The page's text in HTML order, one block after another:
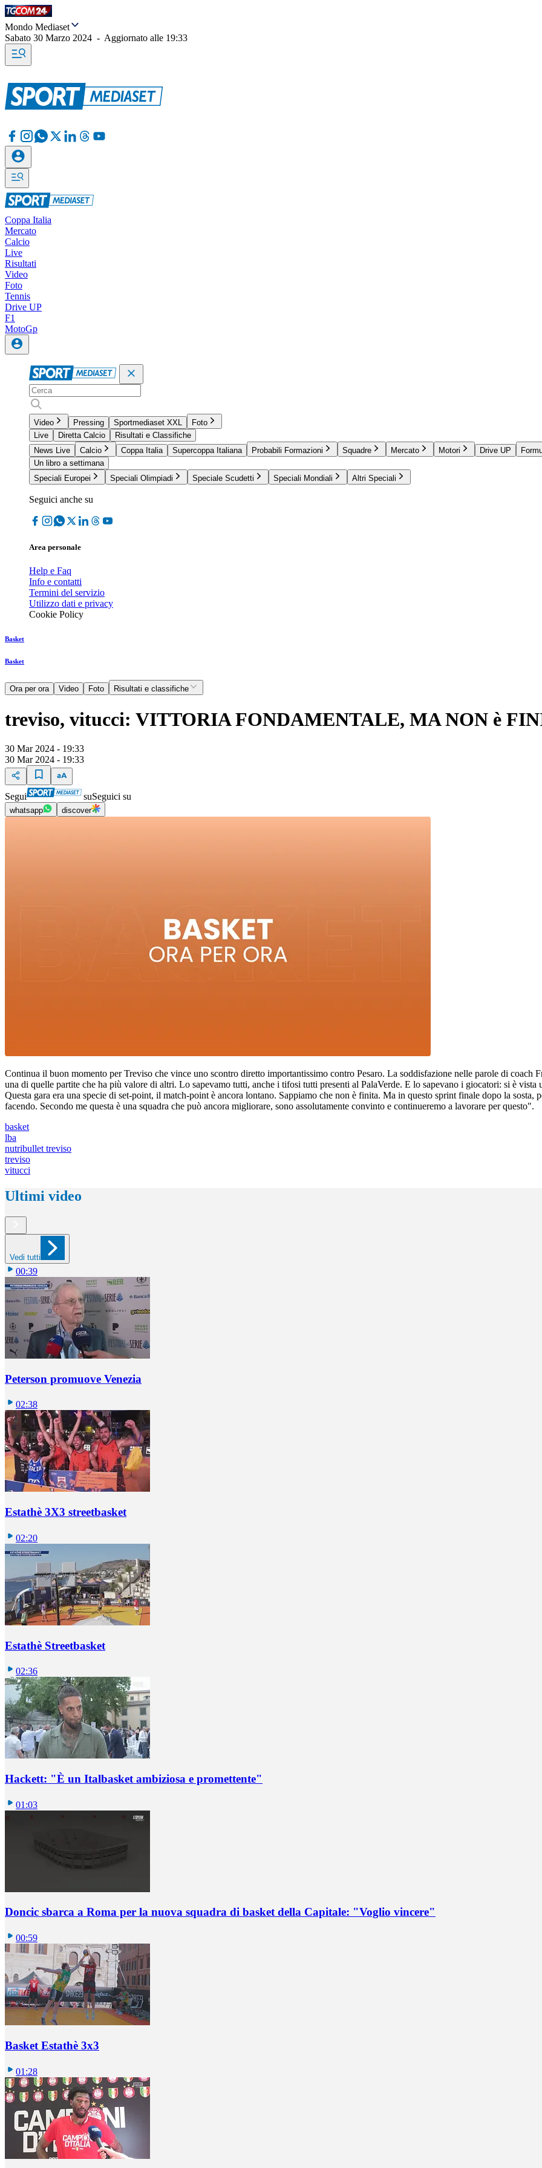
Mondo Mediaset
Sabato 30 Marzo 2024 - Aggiornato alle 19:33
Coppa Italia
Mercato
Calcio
Live
Risultati
Video
Foto
Tennis
Drive UP
F1
MotoGp
Video Pressing Sportmediaset XXL
Foto
Live
Diretta Calcio
Risultati e Classifiche
News Live
Calcio Coppa Italia Supercoppa Italiana Probabili Formazioni Squadre Mercato Motori Drive UP
Un libro a settimana
Speciali Europei
Speciali Olimpiadi Speciale Scudetti Speciali Mondiali Altri Speciali
Seguici anche su
Area personale
Help e Faq
Info e contatti
Termini del servizio
Utilizzo dati e privacy
Cookie Policy
Basket
Basket
Ora per ora Video Foto Risultati e classifiche
treviso, vitucci: VITTORIA FONDAMENTALE, MA NON è
30 Mar 2024 - 19:33
30 Mar 2024 - 19:33
Segui suSeguici su
whatsapp discover
Continua il buon momento per Treviso che vince uno scontro diretto importantissimo contro Pesaro. La soddisfazione nelle parole di coach
una di quelle partite che ha più valore di altri. Lo sapevamo tutti, anche i tifosi tutti presenti al PalaVerde. E lo sapevano i giocatori: si è
Questa gara era una specie di set-point, il match-point è ancora lontano. Sappiamo che non è finita. Ma in questo sprint finale dopo la sosta,
facendo. Secondo me questa è una squadra che può ancora migliorare, sono assolutamente convinto e continueremo a lavorare per questo".
basket
lba
nutribullet treviso
treviso
vitucci
Ultimi video
Vedi tutti
00:39
Peterson promuove Venezia
02:38
Estathè 3X3 streetbasket
02:20
Estathè Streetbasket
02:36
Hackett: "È un Italbasket ambiziosa e promettente"
01:03
Doncic sbarca a Roma per la nuova squadra di basket della Capitale: "Voglio vincere"
00:59
Basket Estathè 3x3
01:28